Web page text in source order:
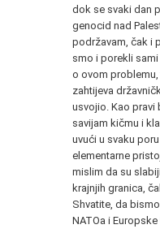
dok se svaki dan
genocid nad
podržavam, čak i
smo i porekli
o ovom
zahtijeva
usvojio. Kao pravi
savijam kičmu i
uvući u svaku
elementarne
mislim da su
krajnjih granica,
Shvatite, da
NATOa i